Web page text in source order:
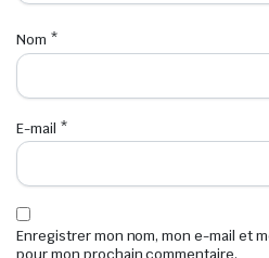
Nom *
E-mail *
Enregistrer mon nom, mon e-mail et
pour mon prochain commentaire.